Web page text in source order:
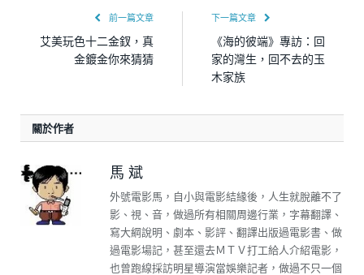
前一篇文章
艾美玩色十二金釵，真
金鍍金你來猜猜
下一篇文章
《海的彼端》專訪：回
家的灣生，回不去的玉
木家族
關於作者
馬 斌
外號電影馬，自小與電影結緣後，人生就脫離不了
影、視、音，做過所有相關周邊行業，字幕翻譯、
寫大綱說明、劇本、影評、翻譯出版過電影書、做
過電影場記，甚至還去ＭＴＶ打工給人介紹電影，
也曾跑線採訪明星導演當娛樂記者，做過不只一個